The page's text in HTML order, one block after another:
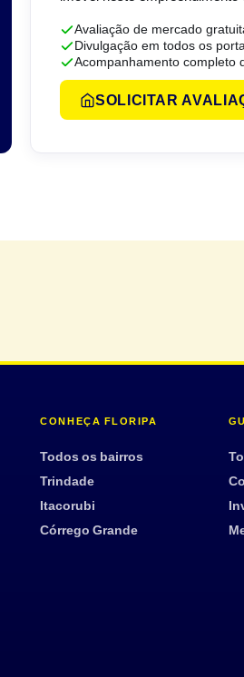
Avaliação de mercado
Divulgação em todos os
Acompanhamento completo
SOLICITAR
CONHEÇA FLORIPA
Todos os bairros
Trindade
Itacorubi
Córrego Grande